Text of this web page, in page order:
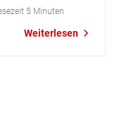
alle die Chance
also für alle,
5 Minuten
Weiterlesen